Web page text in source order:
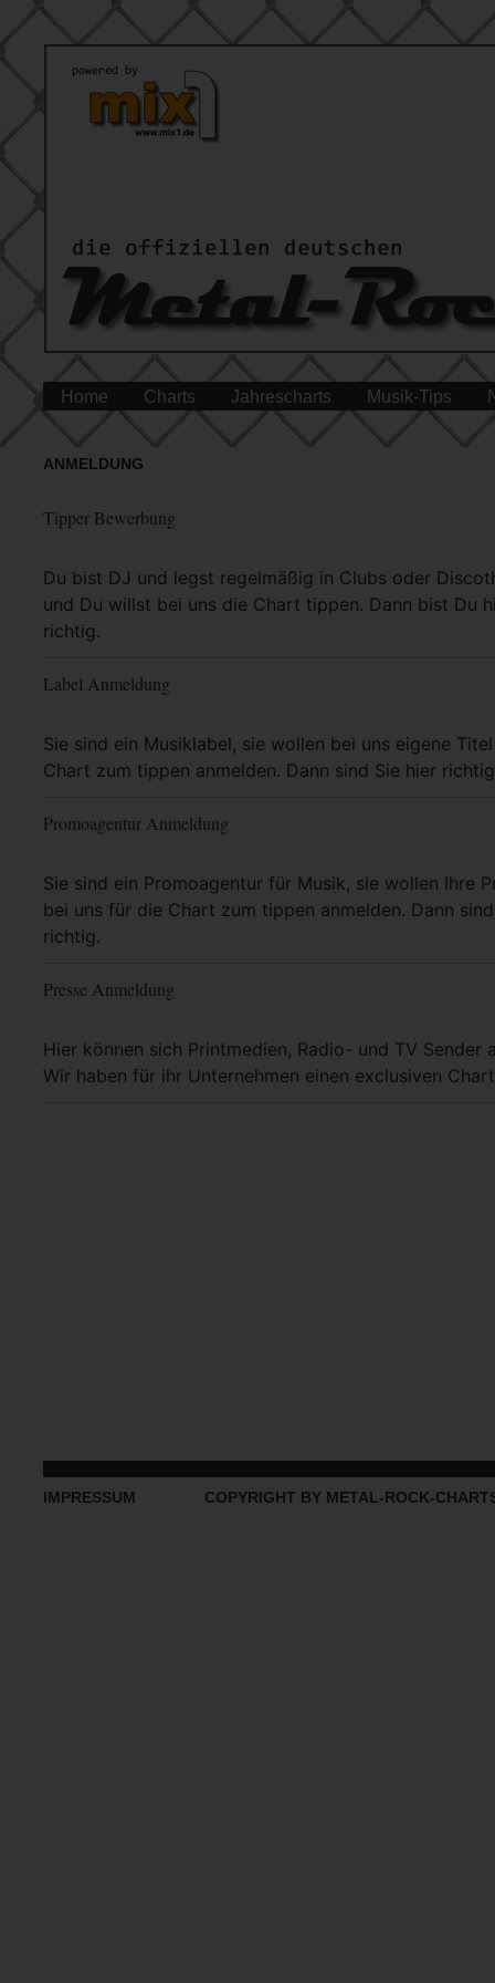
Home Charts Jahrescharts Musik-Tips
ANMELDUNG
Tipper Bewerbung
Du bist DJ und legst regelmäßig in Clubs oder
und Du willst bei uns die Chart tippen. Dann bist Du
richtig.
Mehr Info
Label Anmeldung
Sie sind ein Musiklabel, sie wollen bei uns eigene
Chart zum tippen anmelden. Dann sind Sie hier
Mehr Info
Promoagentur Anmeldung
Sie sind ein Promoagentur für Musik, sie wollen Ihre
bei uns für die Chart zum tippen anmelden. Dann
richtig.
Mehr Info
Presse Anmeldung
Hier können sich Printmedien, Radio- und TV Sender
Wir haben für ihr Unternehmen einen exclusiven
Mehr Info
IMPRESSUM COPYRIGHT BY METAL-ROCK-